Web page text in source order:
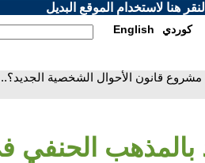
هنا لاستخدام الموقع البديل
English كوردي
قانون الأحوال الشخصية
الحنفي